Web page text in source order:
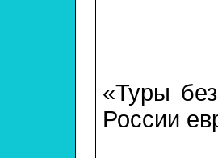
«Туры
России